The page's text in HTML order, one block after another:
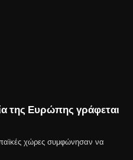
της Ευρώπης γράφεται
χώρες συμφώνησαν να